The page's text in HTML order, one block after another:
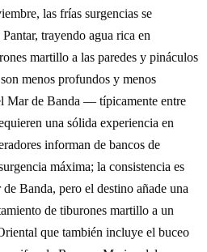
las frías surgencias se
trayendo agua rica en
martillo a las paredes y pináculos
menos profundos y menos
Mar de Banda — típicamente entre
una sólida experiencia en
informan de bancos de
máxima; la consistencia es
Banda, pero el destino añade una
de tiburones martillo a un
que también incluye el buceo